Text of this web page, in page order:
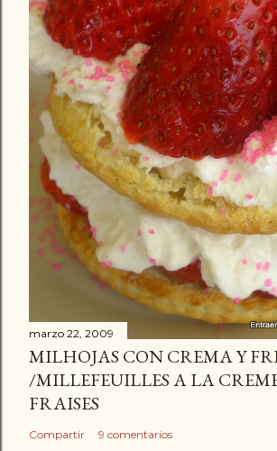
marzo 22, 2009
MILHOJAS CON CREMA Y
/MILLEFEUILLES A LA
FRAISES
Compartir 9 comentarios